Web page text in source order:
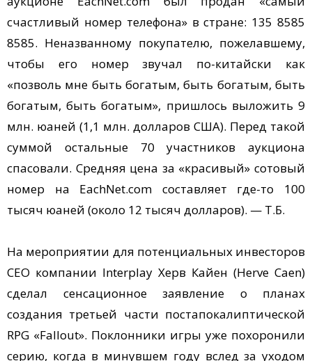
счастливый номер телефона» в стране: 135 8585
8585. Неназванному покупателю, пожелавшему,
чтобы его номер звучал по-китайски как
«позволь мне быть богатым, быть богатым, быть
богатым, быть богатым», пришлось выложить 9
млн. юаней (1,1 млн. долларов США). Перед такой
суммой остальные 70 участников аукциона
спасовали. Средняя цена за «красивый» сотовый
номер на EachNet.com составляет где-то 100
тысяч юаней (около 12 тысяч долларов). — Т.Б.
На мероприятии для потенциальных инвесторов
CEO компании Interplay Херв Кайен (Herve Caen)
сделал сенсационное заявление о планах
создания третьей части постапокалиптической
RPG «Fallout». Поклонники игры уже похоронили
серию, когда в минувшем году вслед за уходом